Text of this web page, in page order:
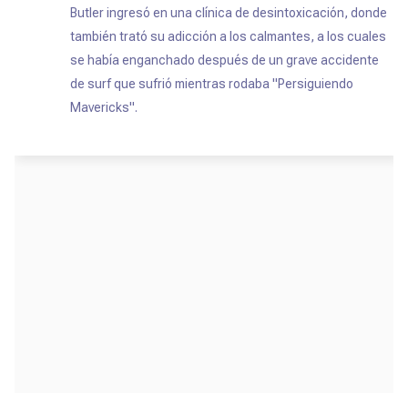
Butler ingresó en una clínica de desintoxicación, donde
también trató su adicción a los calmantes, a los cuales
se había enganchado después de un grave accidente
de surf que sufrió mientras rodaba "Persiguiendo
Mavericks".